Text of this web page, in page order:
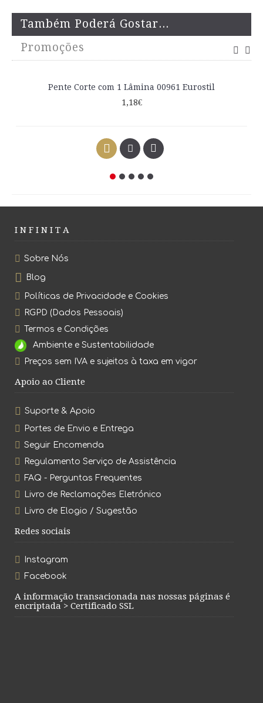
Também Poderá Gostar...
Promoções
Pente Corte com 1 Lâmina 00961 Eurostil
1,18€
I N F I N I T A
Sobre Nós
Blog
Políticas de Privacidade e Cookies
RGPD (Dados Pessoais)
Termos e Condições
Ambiente e Sustentabilidade
Preços sem IVA e sujeitos à taxa em vigor
Apoio ao Cliente
Suporte & Apoio
Portes de Envio e Entrega
Seguir Encomenda
Regulamento Serviço de Assistência
FAQ - Perguntas Frequentes
Livro de Reclamações Eletrónico
Livro de Elogio / Sugestão
Redes sociais
Instagram
Facebook
A informação transacionada nas nossas páginas é
encriptada > Certificado SSL